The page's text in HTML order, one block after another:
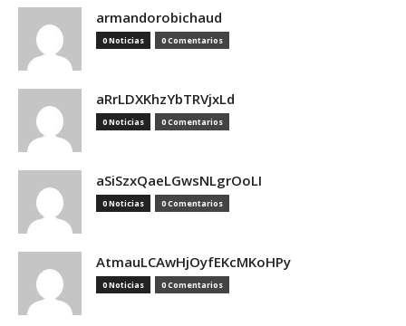
armandorobichaud
0 Noticias 0 Comentarios
aRrLDXKhzYbTRVjxLd
0 Noticias 0 Comentarios
aSiSzxQaeLGwsNLgrOoLI
0 Noticias 0 Comentarios
AtmauLCAwHjOyfEKcMKoHPy
0 Noticias 0 Comentarios